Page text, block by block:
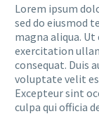
Lorem ipsum
sed do eiusmod
magna aliqua.
exercitation
consequat. Duis
voluptate velit
Excepteur sint
culpa qui officia